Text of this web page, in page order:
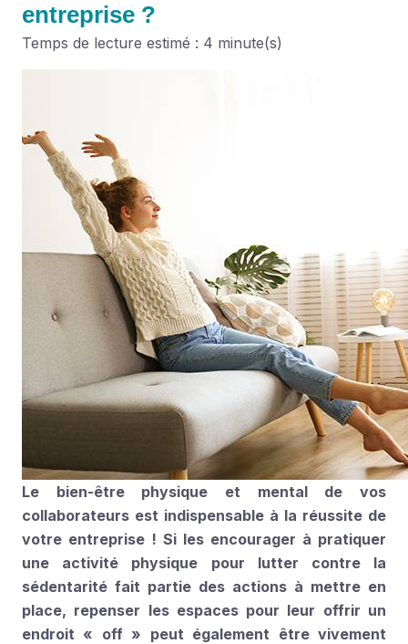
entreprise ?
Temps de lecture estimé : 4 minute(s)
Le bien-être physique et mental de vos
collaborateurs est indispensable à la réussite de
votre entreprise ! Si les encourager à pratiquer
une activité physique pour lutter contre la
sédentarité fait partie des actions à mettre en
place, repenser les espaces pour leur offrir un
endroit « off » peut également être vivement